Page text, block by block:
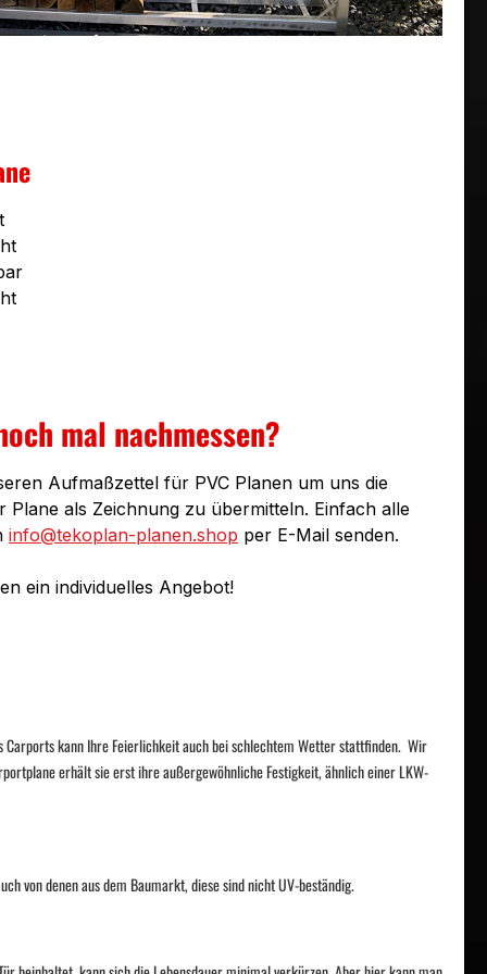
mal nachmessen?
Aufmaßzettel für PVC Planen um uns die
Plane als Zeichnung zu übermitteln. Einfach alle
info@tekoplan-planen.shop per E-Mail senden.
ein individuelles Angebot!
Carports kann Ihre Feierlichkeit auch bei schlechtem Wetter stattfinden. Wir
erhält sie erst ihre außergewöhnliche Festigkeit, ähnlich einer LKW-
von denen aus dem Baumarkt, diese sind nicht UV-beständig.